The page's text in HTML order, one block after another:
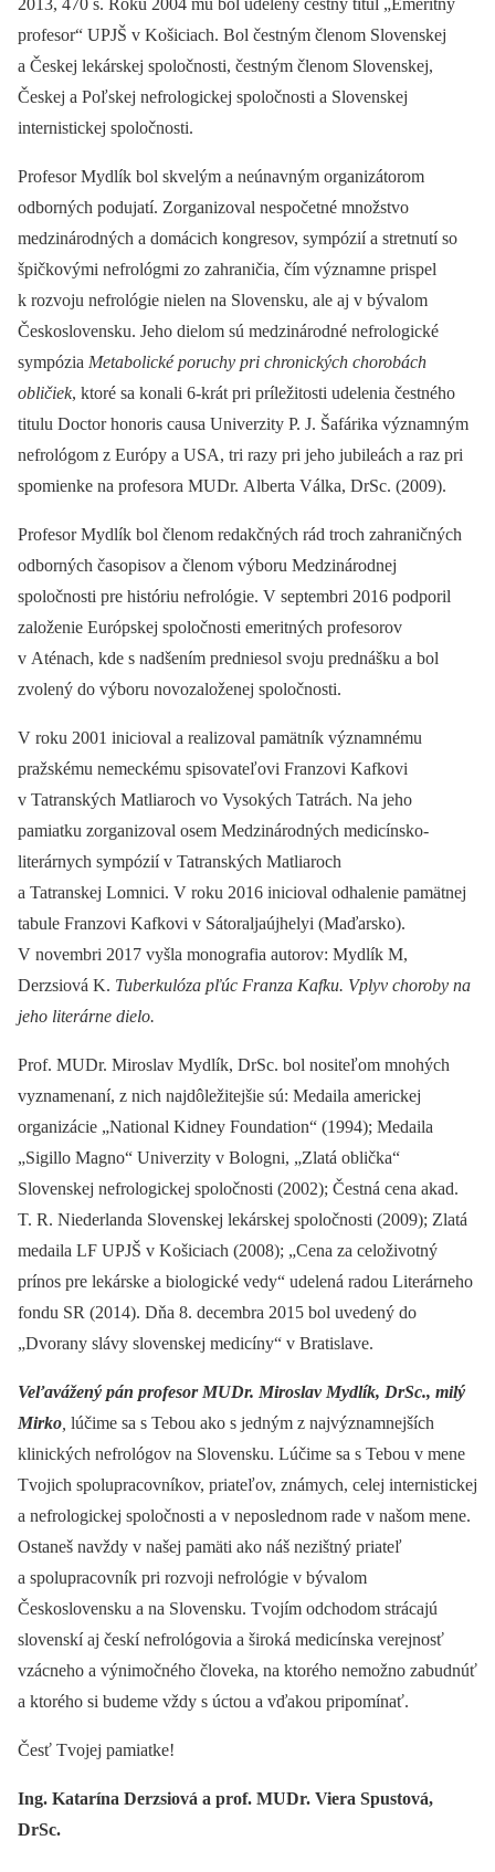
2013, 470 s. Roku 2004 mu bol udelený čestný titul „Emeritný
profesor“ UPJŠ v Košiciach. Bol čestným členom Slovenskej
a Českej lekárskej spoločnosti, čestným členom Slovenskej,
Českej a Poľskej nefrologickej spoločnosti a Slovenskej
internistickej spoločnosti.
Profesor Mydlík bol skvelým a neúnavným organizátorom
odborných podujatí. Zorganizoval nespočetné množstvo
medzinárodných a domácich kongresov, sympózií a stretnutí so
špičkovými nefrológmi zo zahraničia, čím významne prispel
k rozvoju nefrológie nielen na Slovensku, ale aj v bývalom
Československu. Jeho dielom sú medzinárodné nefrologické
sympózia Metabolické poruchy pri chronických chorobách
obličiek, ktoré sa konali 6-krát pri príležitosti udelenia čestného
titulu Doctor honoris causa Univerzity P. J. Šafárika významným
nefrológom z Európy a USA, tri razy pri jeho jubileách a raz pri
spomienke na profesora MUDr. Alberta Válka, DrSc. (2009).
Profesor Mydlík bol členom redakčných rád troch zahraničných
odborných časopisov a členom výboru Medzinárodnej
spoločnosti pre históriu nefrológie. V septembri 2016 podporil
založenie Európskej spoločnosti emeritných profesorov
v Aténach, kde s nadšením predniesol svoju prednášku a bol
zvolený do výboru novozaloženej spoločnosti.
V roku 2001 inicioval a realizoval pamätník významnému
pražskému nemeckému spisovateľovi Franzovi Kafkovi
v Tatranských Matliaroch vo Vysokých Tatrách. Na jeho
pamiatku zorganizoval osem Medzinárodných medicínsko-
literárnych sympózií v Tatranských Matliaroch
a Tatranskej Lomnici. V roku 2016 inicioval odhalenie pamätnej
tabule Franzovi Kafkovi v Sátoraljaújhelyi (Maďarsko).
V novembri 2017 vyšla monografia autorov: Mydlík M,
Derzsiová K. Tuberkulóza pľúc Franza Kafku. Vplyv choroby na
jeho literárne dielo.
Prof. MUDr. Miroslav Mydlík, DrSc. bol nositeľom mnohých
vyznamenaní, z nich najdôležitejšie sú: Medaila americkej
organizácie „National Kidney Foundation“ (1994); Medaila
„Sigillo Magno“ Univerzity v Bologni, „Zlatá oblička“
Slovenskej nefrologickej spoločnosti (2002); Čestná cena akad.
T. R. Niederlanda Slovenskej lekárskej spoločnosti (2009); Zlatá
medaila LF UPJŠ v Košiciach (2008); „Cena za celoživotný
prínos pre lekárske a biologické vedy“ udelená radou Literárneho
fondu SR (2014). Dňa 8. decembra 2015 bol uvedený do
„Dvorany slávy slovenskej medicíny“ v Bratislave.
Veľavážený pán profesor MUDr. Miroslav Mydlík, DrSc., milý
Mirko lúčime sa s Tebou ako s jedným z najvýznamnejších
klinických nefrológov na Slovensku. Lúčime sa s Tebou v mene
Tvojich spolupracovníkov, priateľov, známych, celej internistickej
a nefrologickej spoločnosti a v neposlednom rade v našom mene.
Ostaneš navždy v našej pamäti ako náš nezištný priateľ
a spolupracovník pri rozvoji nefrológie v bývalom
Československu a na Slovensku. Tvojím odchodom strácajú
slovenskí aj českí nefrológovia a široká medicínska verejnosť
vzácneho a výnimočného človeka, na ktorého nemožno zabudnúť
a ktorého si budeme vždy s úctou a vďakou pripomínať.
Česť Tvojej pamiatke!
Ing. Katarína Derzsiová a prof. MUDr. Viera Spustová,
DrSc.